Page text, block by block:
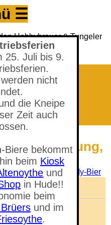
25. Juli bis 9.
nicht
die Kneipe
Zeit auch
Biere bekommt
beim Kiosk
und
in Hude!!
beim
und im
.
Hobbybrauer & Tungeler
2017
Krug seit 1903
☰
Malzmischung,
Malzmischung My-Bier
anzeigen
0
€